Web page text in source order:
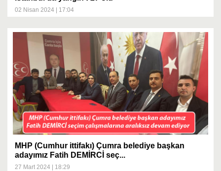
02 Nisan 2024 | 17:04
MHP (Cumhur ittifakı) Çumra belediye başkan
adayımız Fatih DEMİRCİ seç...
27 Mart 2024 | 18:29